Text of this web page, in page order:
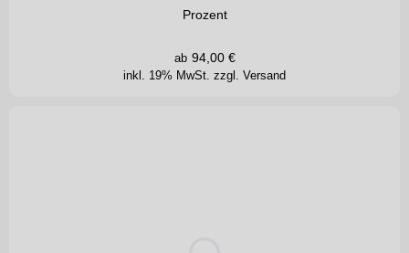
Prozent
inkl. 19% MwSt. zzgl. Versand
ab 94,00€